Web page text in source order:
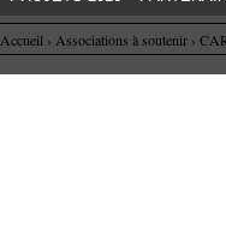
Accueil › Associations à soutenir ›